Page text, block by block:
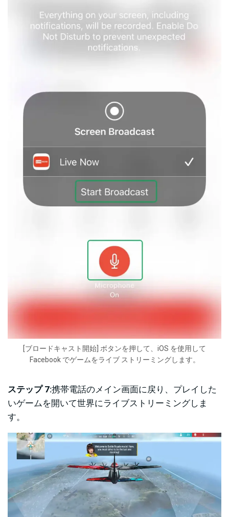
[ブロードキャスト開始] ボタンを押して、iOS を使用して
Facebook でゲームをライブ ストリーミングします。
ステップ 7:携帯電話のメイン画面に戻り、プレイした
いゲームを開いて世界にライブストリーミングしま
す。